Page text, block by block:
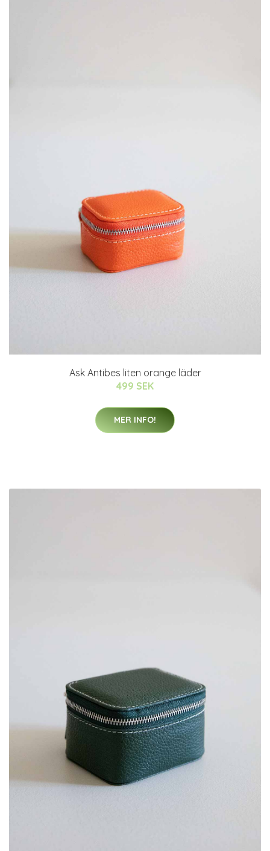
Ask Antibes liten orange läder
499 SEK
MER INFO!